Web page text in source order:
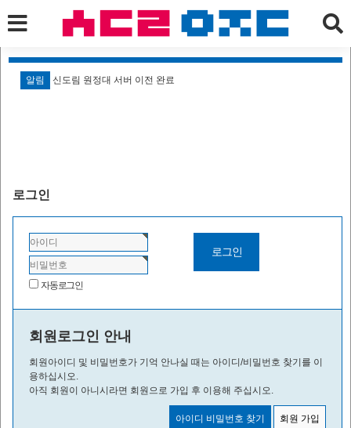
알림 신도림 원정대 서버 이전 완료
로그인
자동로그인
회원로그인 안내
회원아이디 및 비밀번호가 기억 안나실 때는 아이디/비밀번호 찾기를 이
용하십시오.
아직 회원이 아니시라면 회원으로 가입 후 이용해 주십시오.
아이디 비밀번호 찾기 회원 가입